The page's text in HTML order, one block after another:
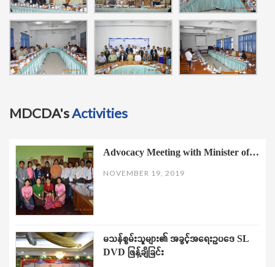
MDCDA'sActivities
Advocacy Meeting with Minister of…
NOVEMBER 19, 2019
မသန်စွမ်းသူများ၏ အခွင့်အရေးဥပဒေ SL
DVD ဖြန့်ချိခြင်း